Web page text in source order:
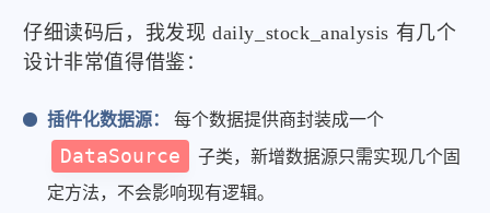
仔细读码后，我发现 daily_stock_analysis 有几个
设计非常值得借鉴：
插件化数据源： 每个数据提供商封装成一个
DataSource
子类，新增数据源只需实现几个固
定方法，不会影响现有逻辑。